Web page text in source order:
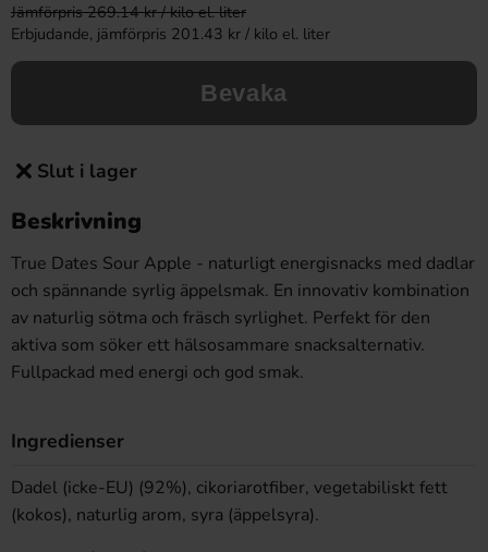
Jämförpris 269.14 kr / kilo el. liter
Erbjudande, jämförpris 201.43 kr / kilo el. liter
Bevaka
Slut i lager
Beskrivning
True Dates Sour Apple - naturligt energisnacks med dadlar
och spännande syrlig äppelsmak. En innovativ kombination
av naturlig sötma och fräsch syrlighet. Perfekt för den
aktiva som söker ett hälsosammare snacksalternativ.
Fullpackad med energi och god smak.
Ingredienser
Dadel (icke-EU) (92%), cikoriarotfiber, vegetabiliskt fett
(kokos), naturlig arom, syra (äppelsyra).